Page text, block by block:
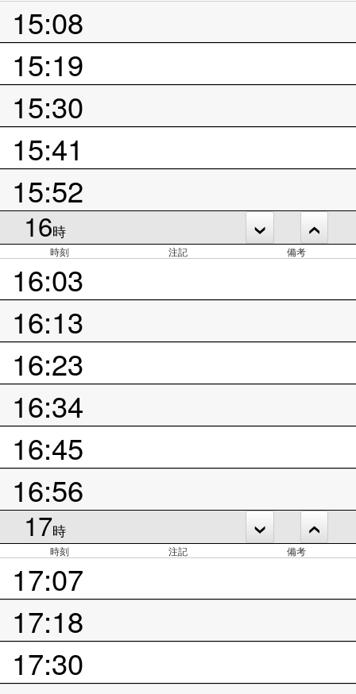
15:08
15:19
15:30
15:41
15:52
16時
時刻 注記 備考
16:03
16:13
16:23
16:34
16:45
16:56
17時
時刻 注記 備考
17:07
17:18
17:30